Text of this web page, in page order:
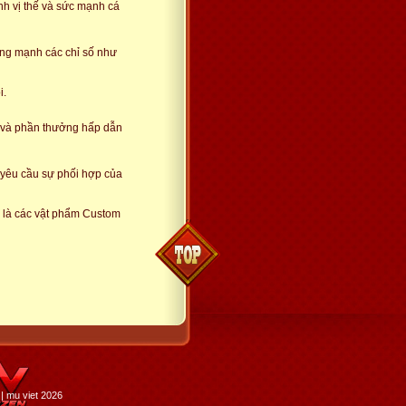
vị thế và sức mạnh cá
mạnh các chỉ số như
phần thưởng hấp dẫn
cầu sự phối hợp của
các vật phẩm Custom
mu viet 2026